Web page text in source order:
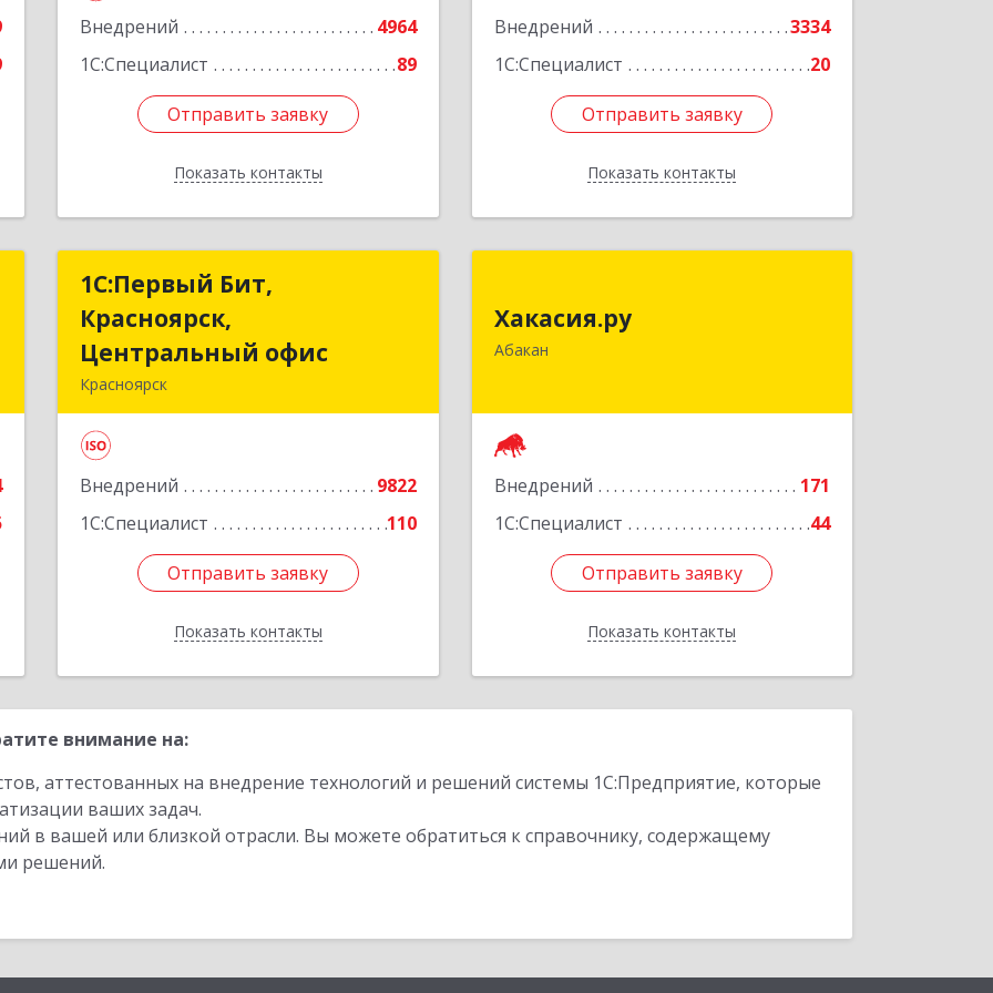
Внедрений
4964
1С:Специалист
89
Отправить заявку
Показать контакты
Отправить заявку
Назад
Внедрений
3334
1С:Специалист
20
Отправить заявку
Показать контакты
Отправить заявку
Назад
1С:Первый Бит,
Красноярск,
Центральный офис
Красноярск
Внедрений
9822
1С:Специалист
110
Отправить заявку
Показать контакты
1С:Первый Бит,
Центральный офис
Подробнее
Отправить заявку
Назад
Хакасия.ру
Абакан
Внедрений
171
1С:Специалист
44
Отправить заявку
Показать контакты
655017, Хакасия Респ, Абакан г,
Подробнее
Отправить заявку
Назад
внимание на:
аттестованных на внедрение технологий и решений системы 1С:Предприятие, которые
ваших задач.
в вашей или близкой отрасли. Вы можете обратиться к справочнику, содержащему
решений.